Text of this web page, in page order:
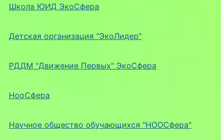
Школа ЮИД ЭкоСфера
Детская организация "ЭкоЛидер"
РДДМ "Движение Первых" ЭкоСфера
НооСфера
Научное общество обучающихся "НООСфера"